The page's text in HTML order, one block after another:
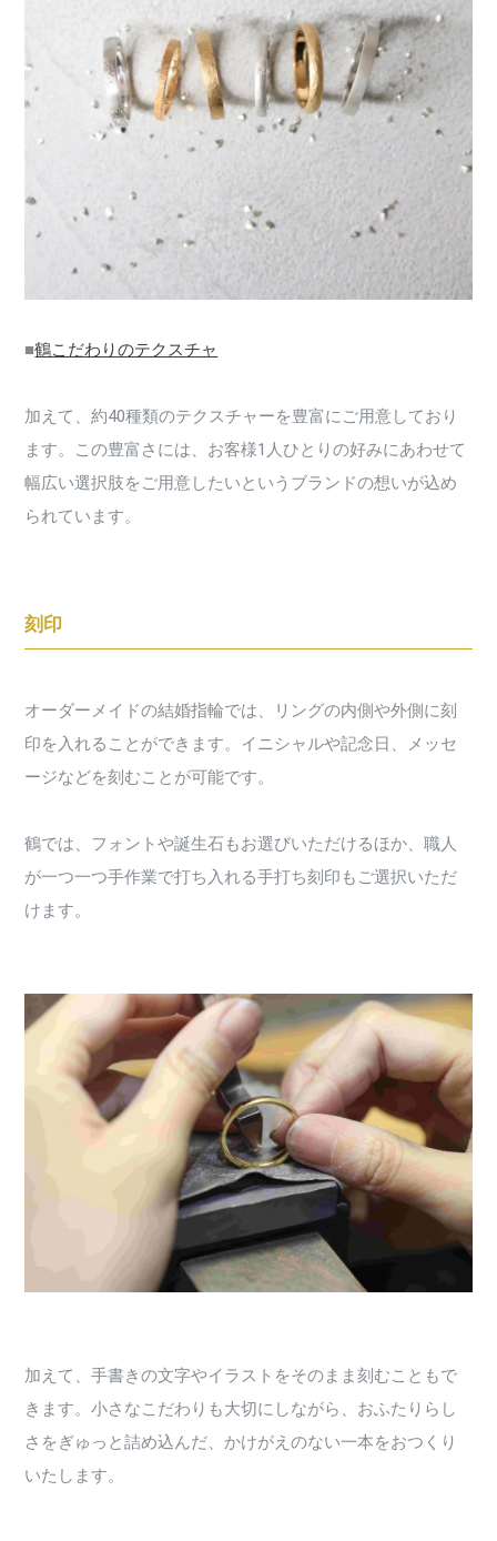
■鶴こだわりのテクスチャ
加えて、約40種類のテクスチャーを豊富にご用意しており
ます。この豊富さには、お客様1人ひとりの好みにあわせて
幅広い選択肢をご用意したいというブランドの想いが込め
られています。
刻印
オーダーメイドの結婚指輪では、リングの内側や外側に刻
印を入れることができます。イニシャルや記念日、メッセ
ージなどを刻むことが可能です。
鶴では、フォントや誕生石もお選びいただけるほか、職人
が一つ一つ手作業で打ち入れる手打ち刻印もご選択いただ
けます。
加えて、手書きの文字やイラストをそのまま刻むこともで
きます。小さなこだわりも大切にしながら、おふたりらし
さをぎゅっと詰め込んだ、かけがえのない一本をおつくり
いたします。